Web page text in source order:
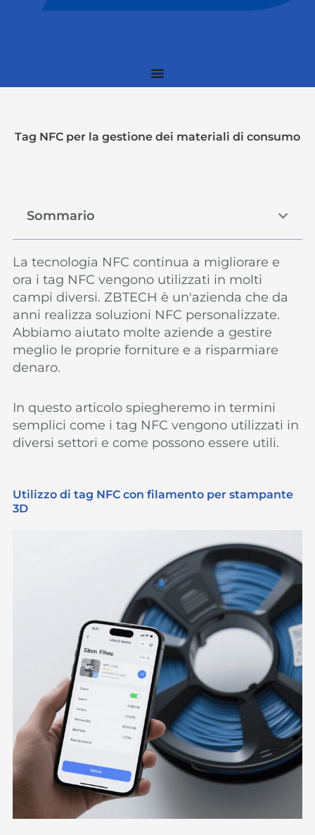
Tag NFC per la gestione dei materiali di consumo
Sommario
La tecnologia NFC continua a migliorare e
ora i tag NFC vengono utilizzati in molti
campi diversi. ZBTECH è un'azienda che da
anni realizza soluzioni NFC personalizzate.
Abbiamo aiutato molte aziende a gestire
meglio le proprie forniture e a risparmiare
denaro.
In questo articolo spiegheremo in termini
semplici come i tag NFC vengono utilizzati in
diversi settori e come possono essere utili.
Utilizzo di tag NFC con filamento per stampante
3D